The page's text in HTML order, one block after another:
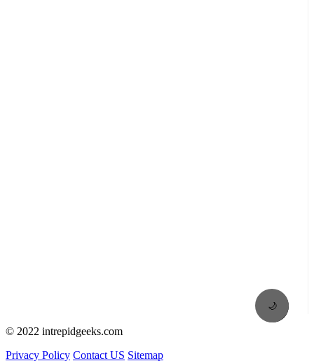
🌙
© 2022 intrepidgeeks.com
Privacy Policy Contact US Sitemap